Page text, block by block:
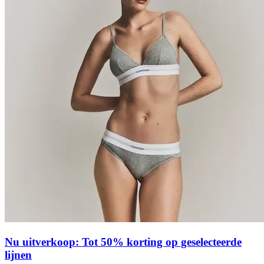
Nu uitverkoop: Tot 50% korting op geselecteerde
lijnen